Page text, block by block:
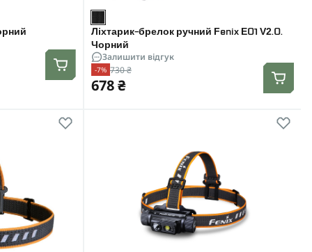
Ліхтарик-брелок ручний Fenix E01 V2.0.
Чорний
Залишити відгук
-7% 730 ₴
678 ₴